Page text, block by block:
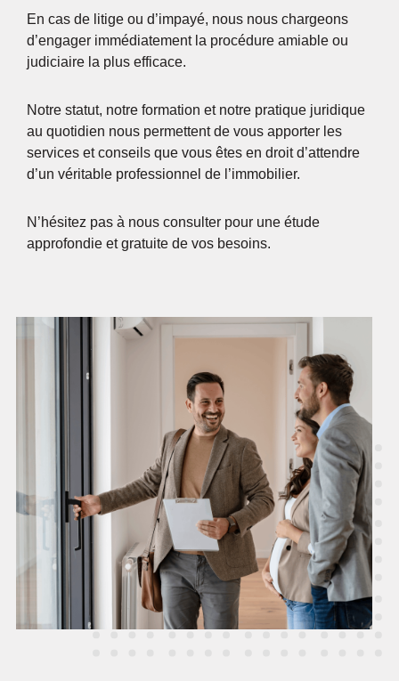
En cas de litige ou d’impayé, nous nous chargeons
d’engager immédiatement la procédure amiable ou
judiciaire la plus efficace.
Notre statut, notre formation et notre pratique juridique
au quotidien nous permettent de vous apporter les
services et conseils que vous êtes en droit d’attendre
d’un véritable professionnel de l’immobilier.
N’hésitez pas à nous consulter pour une étude
approfondie et gratuite de vos besoins.